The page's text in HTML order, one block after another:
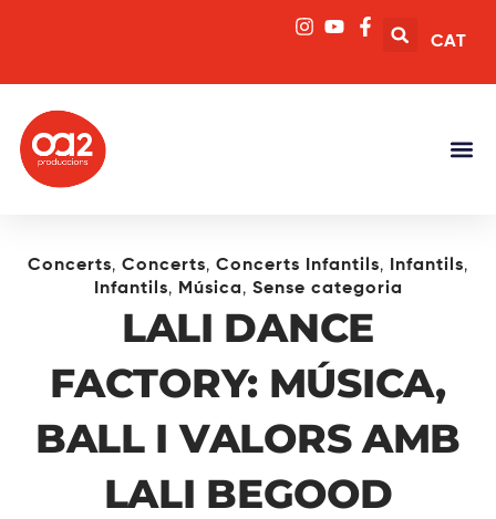
CAT
Concerts, Concerts, Concerts Infantils, Infantils,
Infantils, Música, Sense categoria
LALI DANCE
FACTORY: MÚSICA,
BALL I VALORS AMB
LALI BEGOOD